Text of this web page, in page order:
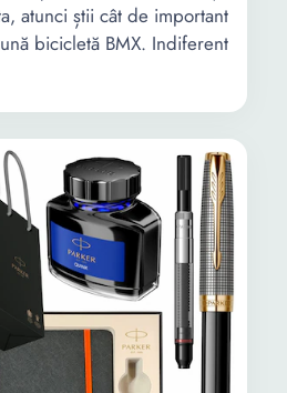
atunci știi cât de important
bicicletă BMX. Indiferent